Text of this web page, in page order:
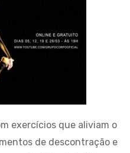
exercícios que aliviam o
de descontração e